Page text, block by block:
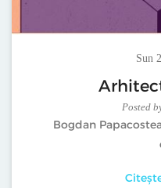
Sun
Posted
Bogdan